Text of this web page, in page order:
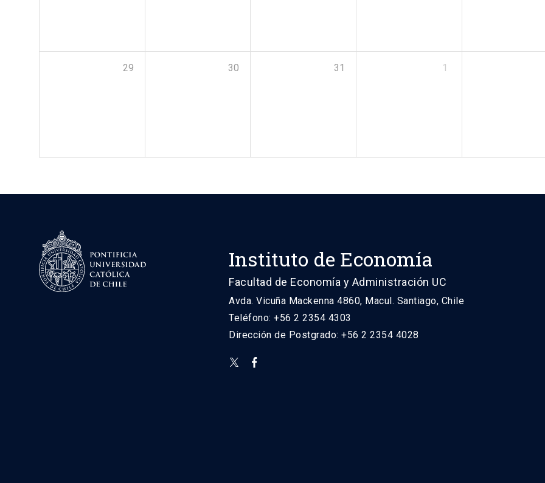
29 30 31 1
Instituto de Economía
Facultad de Economía y Administración UC
Avda. Vicuña Mackenna 4860, Macul. Santiago, Chile
Teléfono: +56 2 2354 4303
Dirección de Postgrado: +56 2 2354 4028